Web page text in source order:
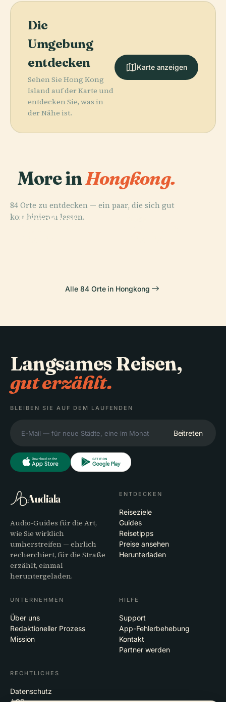
Die
Umgebung
entdecken
Sehen Sie Hong Kong
Island auf der Karte und
entdecken Sie, was in
der Nähe ist.
Karte anzeigen
More inHongkong.
84 Orte zu entdecken — ein paar, die sich gut
kombinieren lassen.
PLACE
Hong Kong
PLACE
Alle 84 Orte in Hongkong
Langsames Reisen,
gut erzählt.
BLEIBEN SIE AUF DEM LAUFENDEN
Beitreten
Audiala
Audio-Guides für die Art,
wie Sie wirklich
umherstreifen — ehrlich
recherchiert, für die Straße
erzählt, einmal
heruntergeladen.
ENTDECKEN
Reiseziele
Guides
Reisetipps
Preise ansehen
Herunterladen
UNTERNEHMEN
Über uns
Redaktioneller Prozess
Mission
HILFE
Support
App-Fehlerbehebung
Kontakt
Partner werden
RECHTLICHES
Datenschutz